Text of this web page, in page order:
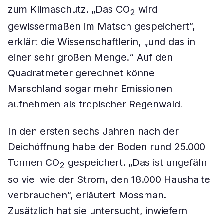
zum Klimaschutz. „Das CO2 wird
gewissermaßen im Matsch gespeichert“,
erklärt die Wissenschaftlerin, „und das in
einer sehr großen Menge.“ Auf den
Quadratmeter gerechnet könne
Marschland sogar mehr Emissionen
aufnehmen als tropischer Regenwald.
In den ersten sechs Jahren nach der
Deichöffnung habe der Boden rund 25.000
Tonnen CO2 gespeichert. „Das ist ungefähr
so viel wie der Strom, den 18.000 Haushalte
verbrauchen“, erläutert Mossman.
Zusätzlich hat sie untersucht, inwiefern